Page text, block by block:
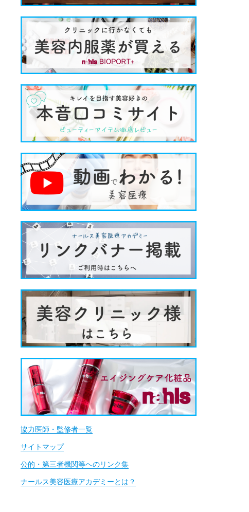
協力医師・監修者一覧
サイトマップ
公的・第三者機関等へのリンク集
ナールス美容医療アカデミーとは？